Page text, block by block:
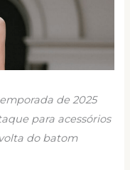
de 2025
para acessórios
do batom